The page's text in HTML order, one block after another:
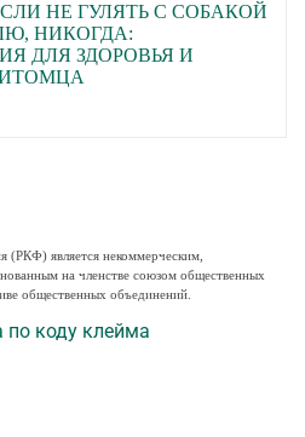
НЕ ГУЛЯТЬ С СОБАКОЙ
НИКОГДА:
ДЛЯ ЗДОРОВЬЯ И
(РКФ) является некоммерческим,
на членстве союзом общественных
общественных объединений.
коду клейма